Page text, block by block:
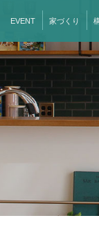
EVENT 家づくり